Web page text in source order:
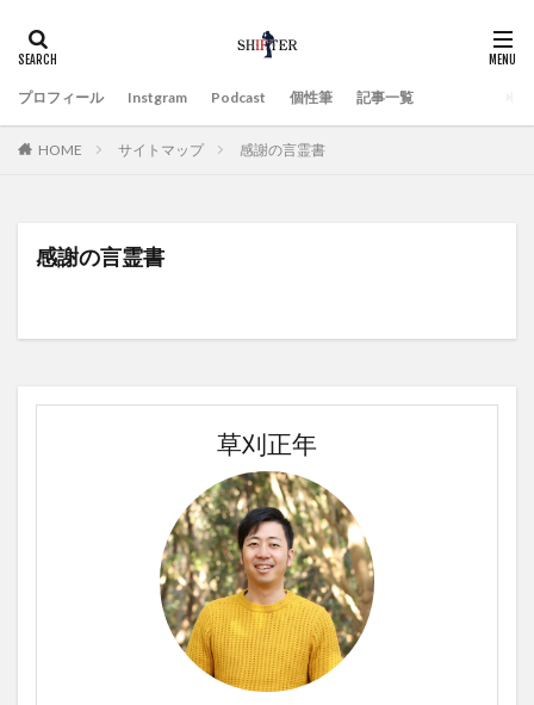
プロフィール Instgram Podcast 個性筆 記事一覧
HOME サイトマップ 感謝の言霊書
感謝の言霊書
草刈正年